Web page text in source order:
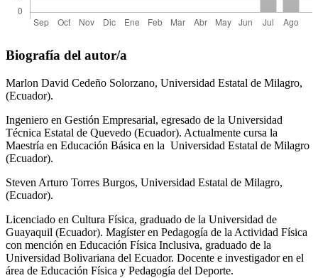
Biografía del autor/a
Marlon David Cedeño Solorzano, Universidad Estatal de Milagro,
(Ecuador).
Ingeniero en Gestión Empresarial, egresado de la Universidad
Técnica Estatal de Quevedo (Ecuador). Actualmente cursa la
Maestría en Educación Básica en la Universidad Estatal de Milagro
(Ecuador).
Steven Arturo Torres Burgos, Universidad Estatal de Milagro,
(Ecuador).
Licenciado en Cultura Física, graduado de la Universidad de
Guayaquil (Ecuador). Magíster en Pedagogía de la Actividad Física
con mención en Educación Física Inclusiva, graduado de la
Universidad Bolivariana del Ecuador. Docente e investigador en el
área de Educación Física y Pedagogía del Deporte.